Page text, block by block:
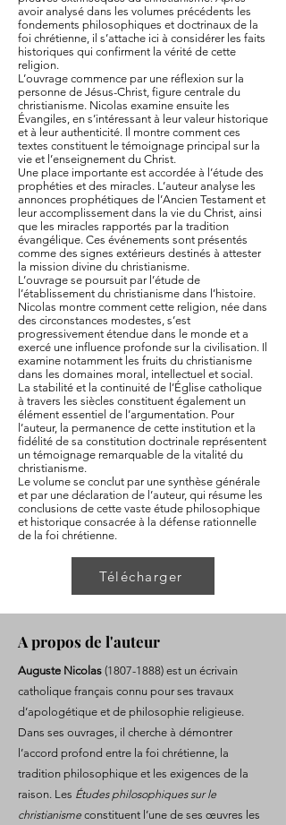
avoir analysé dans les volumes précédents les
fondements philosophiques et doctrinaux de la
foi chrétienne, il s’attache ici à considérer les faits
historiques qui confirment la vérité de cette
religion.
L’ouvrage commence par une réflexion sur la
personne de Jésus-Christ, figure centrale du
christianisme. Nicolas examine ensuite les
Évangiles, en s’intéressant à leur valeur historique
et à leur authenticité. Il montre comment ces
textes constituent le témoignage principal sur la
vie et l’enseignement du Christ.
Une place importante est accordée à l’étude des
prophéties et des miracles. L’auteur analyse les
annonces prophétiques de l’Ancien Testament et
leur accomplissement dans la vie du Christ, ainsi
que les miracles rapportés par la tradition
évangélique. Ces événements sont présentés
comme des signes extérieurs destinés à attester
la mission divine du christianisme.
L’ouvrage se poursuit par l’étude de
l’établissement du christianisme dans l’histoire.
Nicolas montre comment cette religion, née dans
des circonstances modestes, s’est
progressivement étendue dans le monde et a
exercé une influence profonde sur la civilisation. Il
examine notamment les fruits du christianisme
dans les domaines moral, intellectuel et social.
La stabilité et la continuité de l’Église catholique
à travers les siècles constituent également un
élément essentiel de l’argumentation. Pour
l’auteur, la permanence de cette institution et la
fidélité de sa constitution doctrinale représentent
un témoignage remarquable de la vitalité du
christianisme.
Le volume se conclut par une synthèse générale
et par une déclaration de l’auteur, qui résume les
conclusions de cette vaste étude philosophique
et historique consacrée à la défense rationnelle
de la foi chrétienne.
Télécharger
A propos de l'auteur
Auguste Nicolas (1807-1888) est un écrivain
catholique français connu pour ses travaux
d’apologétique et de philosophie religieuse.
Dans ses ouvrages, il cherche à démontrer
l’accord profond entre la foi chrétienne, la
tradition philosophique et les exigences de la
raison. Les Études philosophiques sur le
christianisme constituent l’une de ses œuvres les